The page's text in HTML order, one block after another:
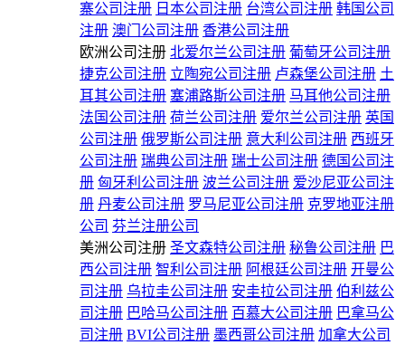
寨公司注册 日本公司注册 台湾公司注册 韩国公司
注册 澳门公司注册 香港公司注册
欧洲公司注册 北爱尔兰公司注册 葡萄牙公司注册
捷克公司注册 立陶宛公司注册 卢森堡公司注册 土
耳其公司注册 塞浦路斯公司注册 马耳他公司注册
法国公司注册 荷兰公司注册 爱尔兰公司注册 英国
公司注册 俄罗斯公司注册 意大利公司注册 西班牙
公司注册 瑞典公司注册 瑞士公司注册 德国公司注
册 匈牙利公司注册 波兰公司注册 爱沙尼亚公司注
册 丹麦公司注册 罗马尼亚公司注册 克罗地亚注册
公司 芬兰注册公司
美洲公司注册 圣文森特公司注册 秘鲁公司注册 巴
西公司注册 智利公司注册 阿根廷公司注册 开曼公
司注册 乌拉圭公司注册 安圭拉公司注册 伯利兹公
司注册 巴哈马公司注册 百慕大公司注册 巴拿马公
司注册 BVI公司注册 墨西哥公司注册 加拿大公司